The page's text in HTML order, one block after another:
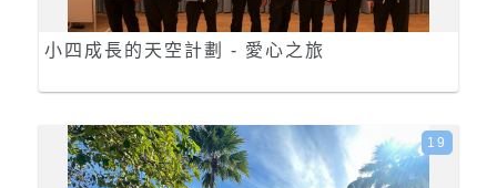
小四成長的天空計劃 - 愛心之旅
19